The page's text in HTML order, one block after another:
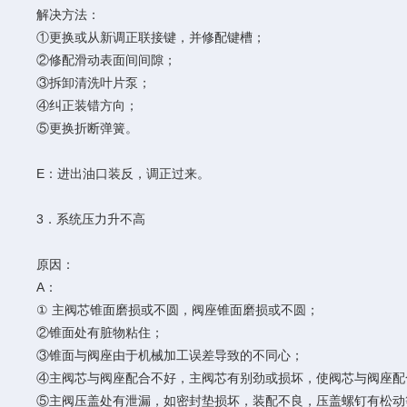
解决方法：
①更换或从新调正联接键，并修配键槽；
②修配滑动表面间间隙；
③拆卸清洗叶片泵；
④纠正装错方向；
⑤更换折断弹簧。
E：进出油口装反，调正过来。
3．系统压力升不高
原因：
A：
① 主阀芯锥面磨损或不圆，阀座锥面磨损或不圆；
②锥面处有脏物粘住；
③锥面与阀座由于机械加工误差导致的不同心；
④主阀芯与阀座配合不好，主阀芯有别劲或损坏，使阀芯与阀座配
⑤主阀压盖处有泄漏，如密封垫损坏，装配不良，压盖螺钉有松动